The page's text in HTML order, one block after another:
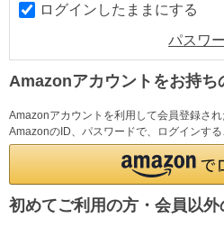
ログインしたままにする
パスワ
Amazonアカウントをお持ち
Amazonアカウントを利用して会員登録され
AmazonのID、パスワードで、ログインする
初めてご利用の方・会員以外